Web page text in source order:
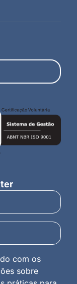
com os
sobre